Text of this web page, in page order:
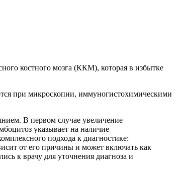
костного мозга (ККМ), которая в избытке
при микроскопии, иммуногистохимическими
В первом случае увеличение
указывает на наличие
подхода к диагностике:
от его причины и может включать как
к врачу для уточнения диагноза и